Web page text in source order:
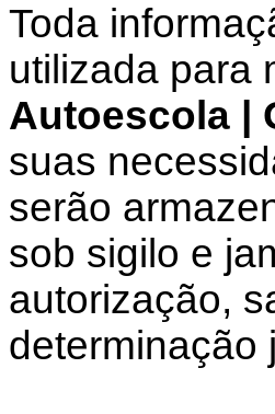
Toda
utilizada para
Autoescola |
suas
serão
sob sigilo e
autorização,
determinação